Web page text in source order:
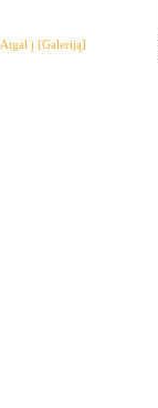
Atgal į [Galeriją]